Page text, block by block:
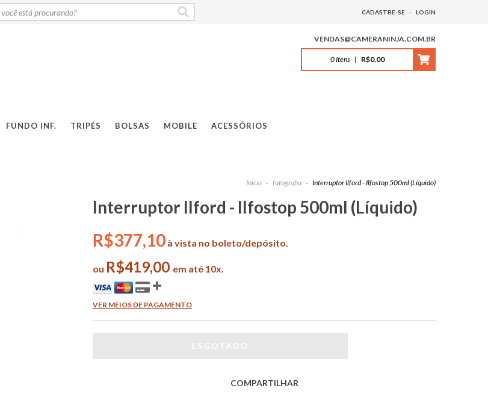
CADASTRE-SE - LOGIN
VENDAS@CAMERANINJA.COM.BR
0Itens | R$0,00
FUNDO INF. TRIPÉS BOLSAS MOBILE ACESSÓRIOS
Início - fotografia - Interruptor Ilford - Ilfostop 500ml (Líquido)
Interruptor Ilford - Ilfostop 500ml (Líquido)
R$377,10 à vista no boleto/depósito.
ou R$419,00 em até 10x.
VER MEIOS DE PAGAMENTO
COMPARTILHAR